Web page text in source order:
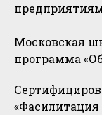
Московская
программа
«Фасилитация